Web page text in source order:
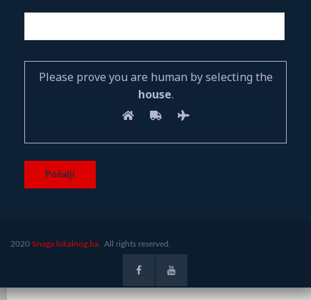
Please prove you are human by selecting the
house.
2020 Snaga lokalnog.ba. All rights reserved.